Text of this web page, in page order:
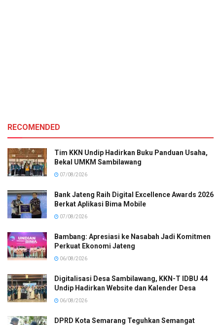
RECOMENDED
Tim KKN Undip Hadirkan Buku Panduan Usaha,
Bekal UMKM Sambilawang
07/08/2026
Bank Jateng Raih Digital Excellence Awards 2026
Berkat Aplikasi Bima Mobile
07/08/2026
Bambang: Apresiasi ke Nasabah Jadi Komitmen
Perkuat Ekonomi Jateng
06/08/2026
Digitalisasi Desa Sambilawang, KKN-T IDBU 44
Undip Hadirkan Website dan Kalender Desa
06/08/2026
DPRD Kota Semarang Teguhkan Semangat